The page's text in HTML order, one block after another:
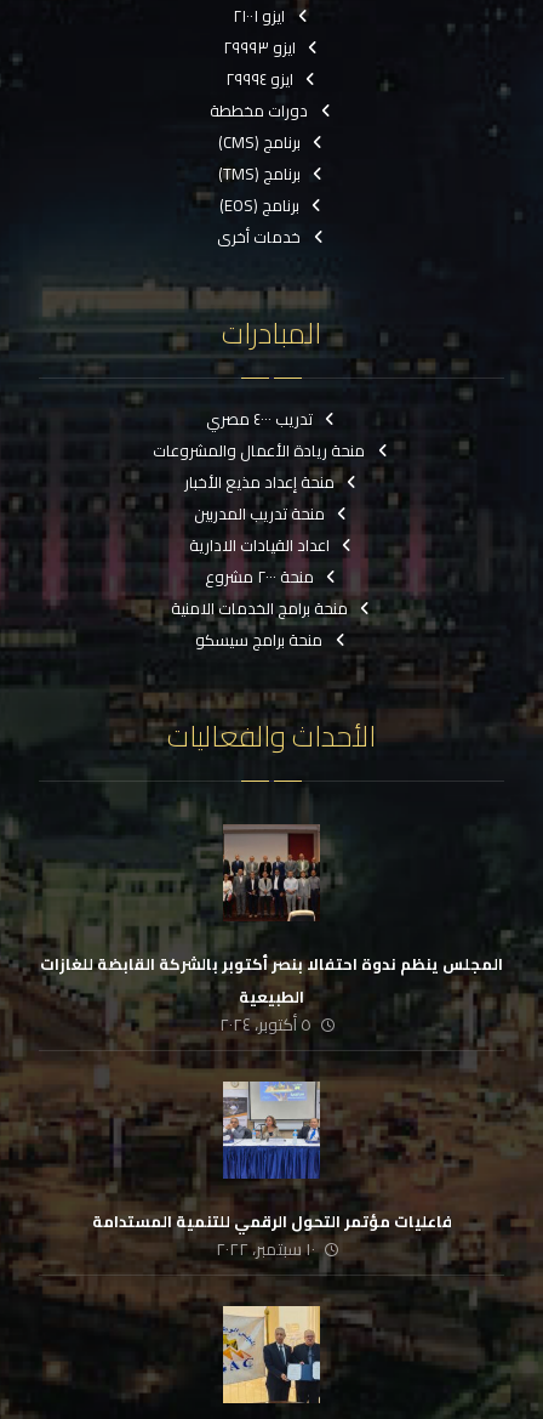
ايزو ٢١٠٠١
ايزو ٢٩٩٩٣
ايزو ٢٩٩٩٤
دورات مخططة
برنامج (CMS)
برنامج (TMS)
برنامج (EOS)
خدمات أخرى
المبادرات
تدريب ٤٠٠٠ مصري
منحة ريادة الأعمال والمشروعات
منحة إعداد مذيع الأخبار
منحة تدريب المدربين
اعداد القيادات الادارية
منحة ٢٠٠٠ مشروع
منحة برامج الخدمات الامنية
منحة برامج سيسكو
الأحداث والفعاليات
المجلس ينظم ندوة احتفالا بنصر أكتوبر بالشركة القابضة للغازات
الطبيعية
٥ أكتوبر، ٢٠٢٤
فاعليات مؤتمر التحول الرقمي للتنمية المستدامة
١٠ سبتمبر، ٢٠٢٢